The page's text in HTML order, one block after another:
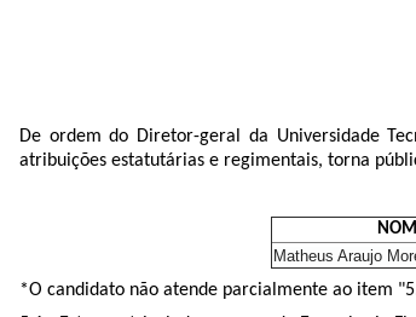
De ordem do Diretor-geral da Universidade
atribuições estatutárias e regimentais, torna
Matheus Araujo
*O candidato não atende parcialmente ao item